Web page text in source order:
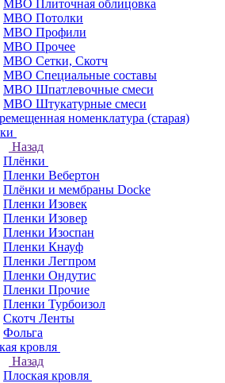
МВО Плиточная облицовка
МВО Потолки
МВО Профили
МВО Прочее
МВО Сетки, Скотч
МВО Специальные составы
МВО Шпатлевочные смеси
МВО Штукатурные смеси
номенклатура (старая)
Назад
Плёнки
Пленки Вебертон
Плёнки и мембраны Docke
Пленки Изовек
Пленки Изовер
Пленки Изоспан
Пленки Кнауф
Пленки Легпром
Пленки Ондутис
Пленки Прочие
Пленки Турбоизол
Скотч Ленты
Фольга
кровля
Назад
Плоская кровля